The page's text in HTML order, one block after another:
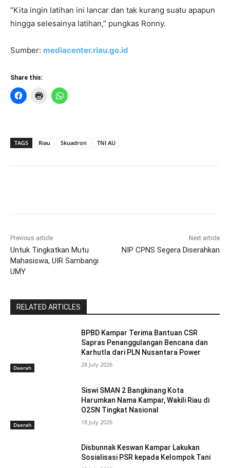
“Kita ingin latihan ini lancar dan tak kurang suatu apapun
hingga selesainya latihan,” pungkas Ronny.
Sumber: mediacenter.riau.go.id
Share this:
TAGS Riau Skuadron TNI AU
Previous article
Untuk Tingkatkan Mutu
Mahasiswa, UIR Sambangi
UMY
Next article
NIP CPNS Segera Diserahkan
RELATED ARTICLES
Daerah
BPBD Kampar Terima Bantuan CSR
Sapras Penanggulangan Bencana dan
Karhutla dari PLN Nusantara Power
28 July 2026
Daerah
Siswi SMAN 2 Bangkinang Kota
Harumkan Nama Kampar, Wakili Riau di
O2SN Tingkat Nasional
18 July 2026
Disbunnak Keswan Kampar Lakukan
Sosialisasi PSR kepada Kelompok Tani